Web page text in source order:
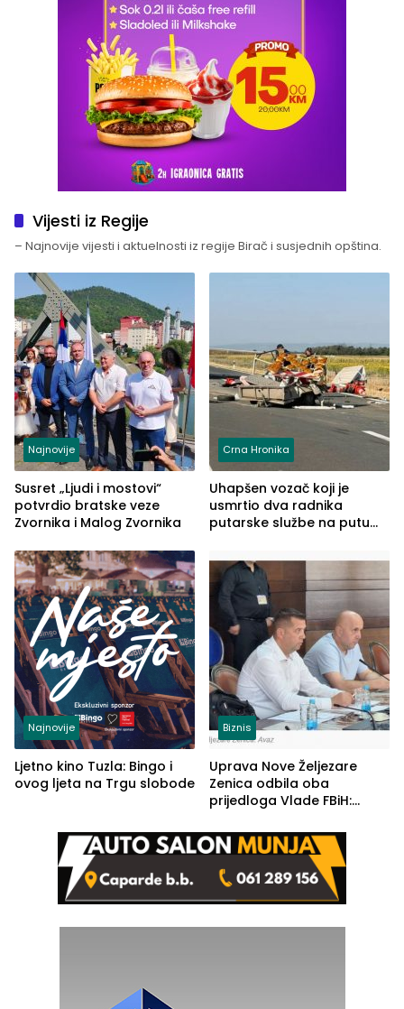
Vijesti iz Regije
– Najnovije vijesti i aktuelnosti iz regije Birač i susjednih opština.
Najnovije
Susret „Ljudi i mostovi“
potvrdio bratske veze
Zvornika i Malog Zvornika
Crna Hronika
Uhapšen vozač koji je
usmrtio dva radnika
putarske službe na putu
(FOTO)
Najnovije
Ljetno kino Tuzla: Bingo i
ovog ljeta na Trgu slobode
Biznis
Uprava Nove Željezare
Zenica odbila oba
prijedloga Vlade FBiH:
rješenje